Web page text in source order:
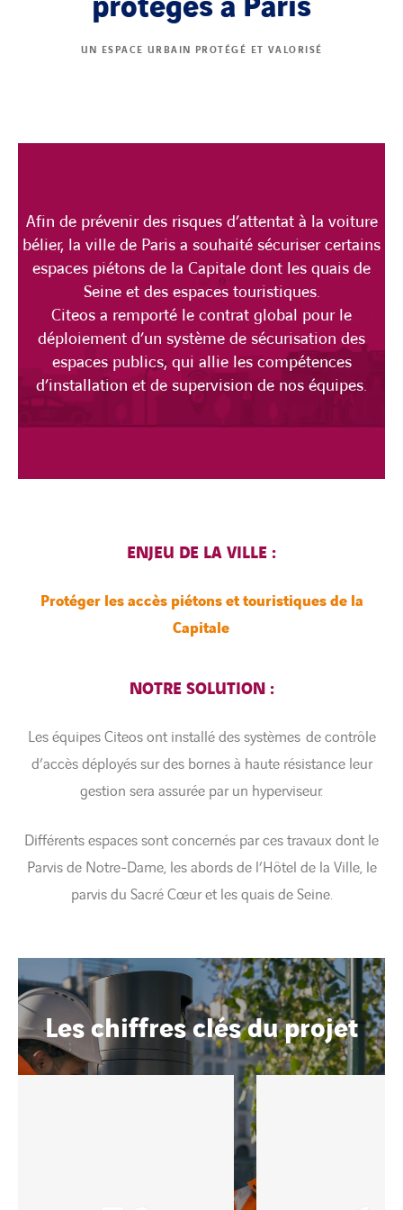
UN ESPACE URBAIN PROTÉGÉ ET VALORISÉ
Afin de prévenir des risques d’attentat à la voiture
bélier, la ville de Paris a souhaité sécuriser certains
espaces piétons de la Capitale dont les quais de
Seine et des espaces touristiques.
Citeos a remporté le contrat global pour le
déploiement d’un système de sécurisation des
espaces publics, qui allie les compétences
d’installation et de supervision de nos équipes.
ENJEU DE LA VILLE :
Protéger les accès piétons et touristiques de la
Capitale
NOTRE SOLUTION :
Les équipes Citeos ont installé des systèmes de contrôle
d’accès déployés sur des bornes à haute résistance leur
gestion sera assurée par un hyperviseur.
Différents espaces sont concernés par ces travaux dont le
Parvis de Notre-Dame, les abords de l’Hôtel de la Ville, le
parvis du Sacré Cœur et les quais de Seine.
Les chiffres clés du projet